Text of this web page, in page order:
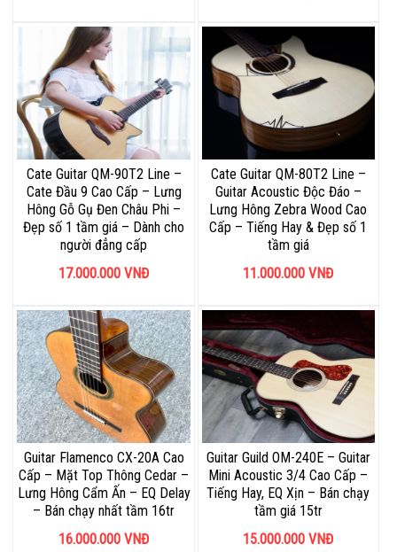
Cate Guitar QM-90T2 Line –
Cate Đầu 9 Cao Cấp – Lưng
Hông Gỗ Gụ Đen Châu Phi –
Đẹp số 1 tầm giá – Dành cho
người đẳng cấp
17.000.000 VNĐ
Cate Guitar QM-80T2 Line –
Guitar Acoustic Độc Đáo –
Lưng Hông Zebra Wood Cao
Cấp – Tiếng Hay & Đẹp số 1
tầm giá
11.000.000 VNĐ
Guitar Flamenco CX-20A Cao
Cấp – Mặt Top Thông Cedar –
Lưng Hông Cẩm Ấn – EQ Delay
– Bán chạy nhất tầm 16tr
16.000.000 VNĐ
Guitar Guild OM-240E – Guitar
Mini Acoustic 3/4 Cao Cấp –
Tiếng Hay, EQ Xịn – Bán chạy
tầm giá 15tr
15.000.000 VNĐ